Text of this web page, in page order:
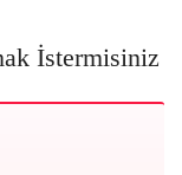
İstermisiniz